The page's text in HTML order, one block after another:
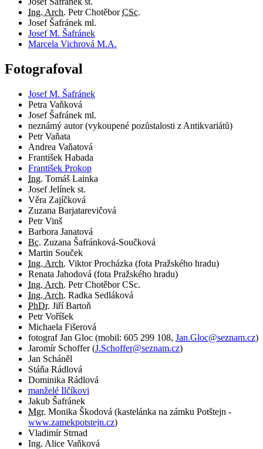
Ing. Arch. Petr ChotěborCSc.
Josef Šafránek ml.
Josef M. Šafránek
Marcela Vichrová M.A.
Fotografoval
Josef M. Šafránek
Petra Vaňková
Josef Šafránek ml.
neznámý autor (vykoupené pozůstalosti z Antikvariátů)
Petr Vaňata
Andrea Vaňatová
František Habada
František Prokop
Ing. Tomáš Lainka
Josef Jelínek st.
Věra Zajíčková
Zuzana Barjatarevičová
Petr Vinš
Barbora Janatová
Bc. Zuzana Šafránková-Součková
Martin Souček
Ing. Arch. Viktor Procházka (fota Pražského hradu)
Renata Jahodová (fota Pražského hradu)
Ing. Arch. Petr Chotěbor CSc.
Ing. Arch. Radka Sedláková
PhDr. Jiří Bartoň
Petr Voříšek
Michaela Fišerová
fotografJan Gloc (mobil: 605 299 108, Jan.Gloc@seznam.cz)
Jaromír Schoffer(J.Schoffer@seznam.cz)
Jan Scháněl
Stáňa Rádlová
Dominika Rádlová
manželé Ilčíkovi
Jakub Šafránek
Mgr. Monika Škodová (kastelánka na zámku Potštejn -
www.zamekpotstejn.cz)
Vladimír Strnad
Ing. Alice Vaňková